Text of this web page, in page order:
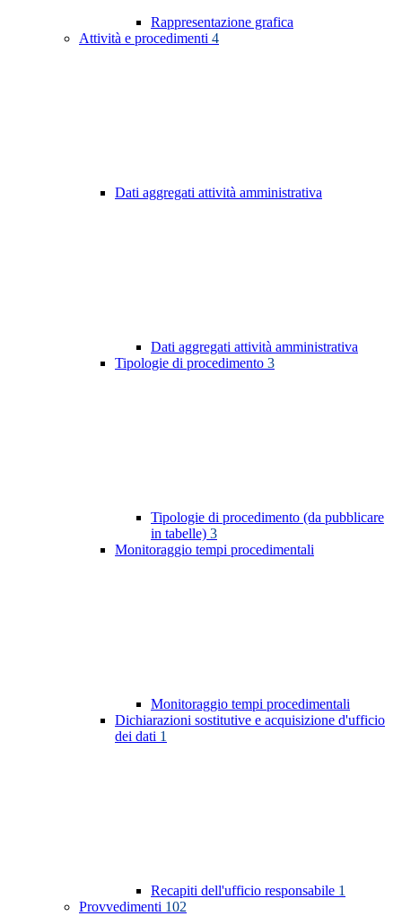
Rappresentazione grafica
Attività e procedimenti 4
Dati aggregati attività amministrativa
Dati aggregati attività amministrativa
Tipologie di procedimento 3
Tipologie di procedimento (da pubblicare
in tabelle) 3
Monitoraggio tempi procedimentali
Monitoraggio tempi procedimentali
Dichiarazioni sostitutive e acquisizione d'ufficio
dei dati 1
Recapiti dell'ufficio responsabile 1
Provvedimenti 102